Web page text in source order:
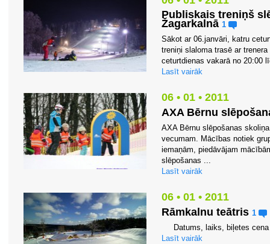
Publiskais treniņš
Žagarkalnā 1
Sākot ar 06.janvāri, katru
treniņi slaloma trasē ar
ceturtdienas vakarā no 20:00
Lasīt vairāk
06 • 01 • 2011
AXA Bērnu
AXA Bērnu slēpošanas
vecumam. Mācības notiek
iemaņām, piedāvājam
slēpošanas ...
Lasīt vairāk
06 • 01 • 2011
Rāmkalnu teātris 1
Datums, laiks, biļetes cena
Lasīt vairāk